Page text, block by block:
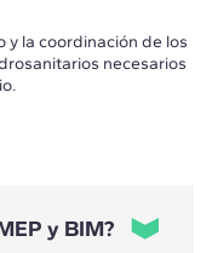
y la coordinación de los
necesarios
y BIM?